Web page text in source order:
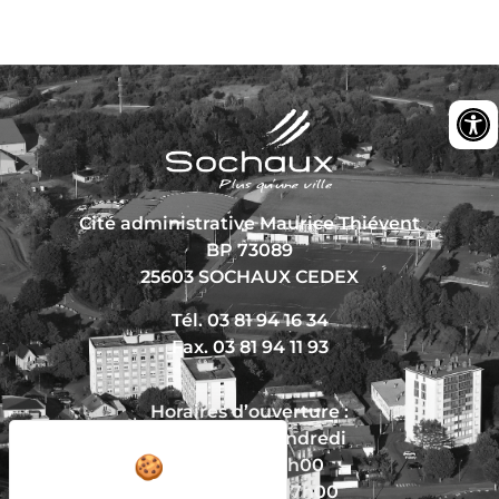
Cité administrative Maurice Thiévent
BP 73089
25603 SOCHAUX CEDEX
Tél. 03 81 94 16 34
Fax. 03 81 94 11 93
Horaires d’ouverture :
Du lundi au vendredi
De 8h30 à 12h00
Et de 13h30 à 17h00